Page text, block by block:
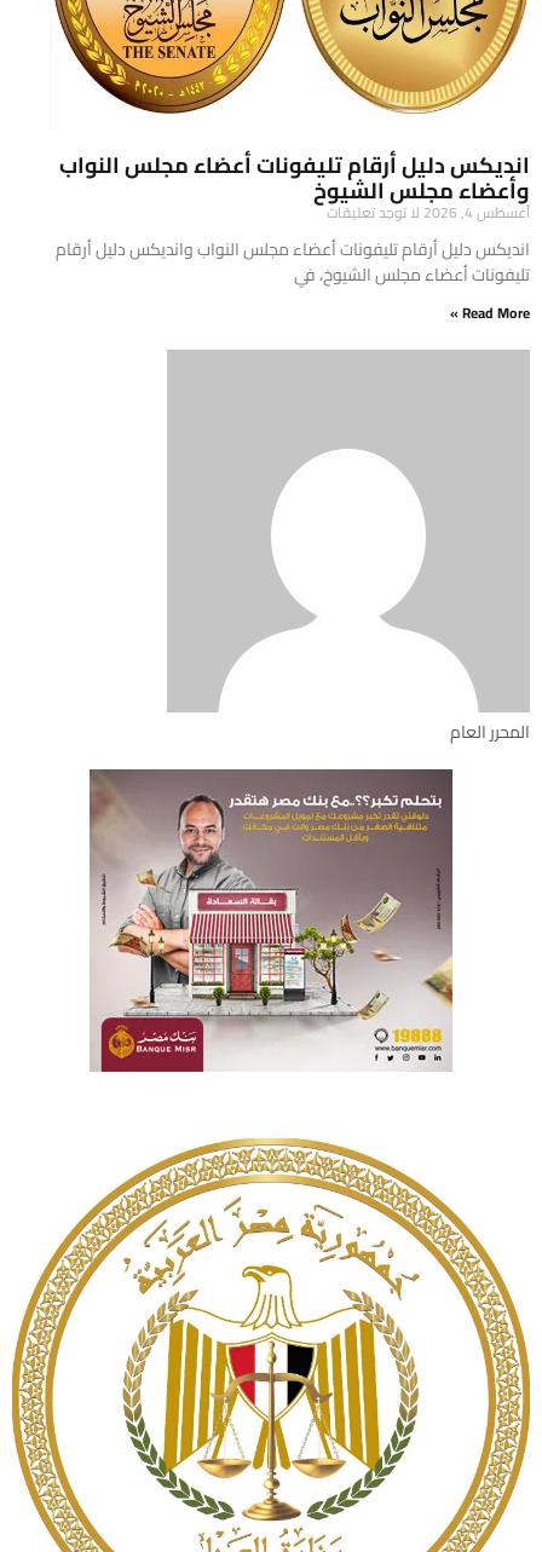
انديكس دليل أرقام تليفونات أعضاء مجلس النواب
وأعضاء مجلس الشيوخ
أغسطس 4, 2026 لا توجد تعليقات
انديكس دليل أرقام تليفونات أعضاء مجلس النواب وانديكس دليل أرقام
تليفونات أعضاء مجلس الشيوخ، في
Read More »
المحرر العام